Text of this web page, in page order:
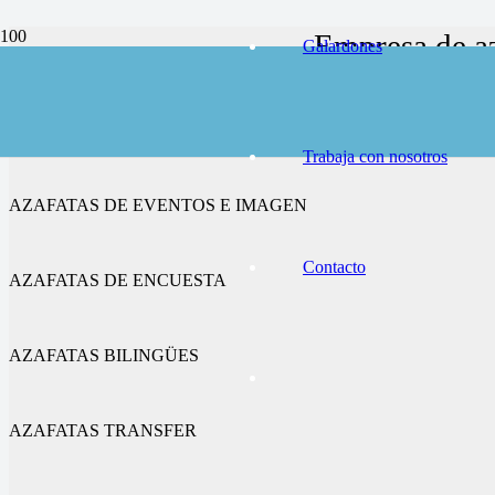
Galardones
Trabaja con nosotros
Contacto
Empresa de
AZAFATAS DE EVENTOS E IMAGEN
AZAFATAS DE ENCUESTA
AZAFATAS BILINGÜES
AZAFATAS TRANSFER